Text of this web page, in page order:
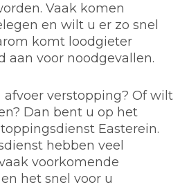
Vaak komen
en wilt u er zo snel
komt loodgieter
aan voor noodgevallen.
afvoer verstopping? Of wilt
Dan bent u op het
Easterein.
hebben veel
voorkomende
het snel voor u